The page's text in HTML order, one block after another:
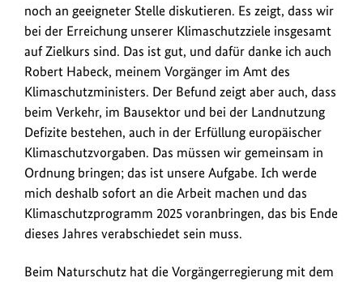
noch an geeigneter Stelle diskutieren. Es zeigt, dass wir
bei der Erreichung unserer Klimaschutzziele insgesamt
auf Zielkurs sind. Das ist gut, und dafür danke ich auch
Robert Habeck, meinem Vorgänger im Amt des
Klimaschutzministers. Der Befund zeigt aber auch, dass
beim Verkehr, im Bausektor und bei der Landnutzung
Defizite bestehen, auch in der Erfüllung europäischer
Klimaschutzvorgaben. Das müssen wir gemeinsam in
Ordnung bringen; das ist unsere Aufgabe. Ich werde
mich deshalb sofort an die Arbeit machen und das
Klimaschutzprogramm 2025 voranbringen, das bis Ende
dieses Jahres verabschiedet sein muss.
Beim Naturschutz hat die Vorgängerregierung mit dem